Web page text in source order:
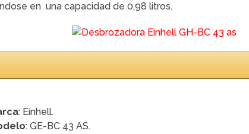
en una capacidad de 0,98 litros.
: Einhell.
: GE-BC 43 AS.